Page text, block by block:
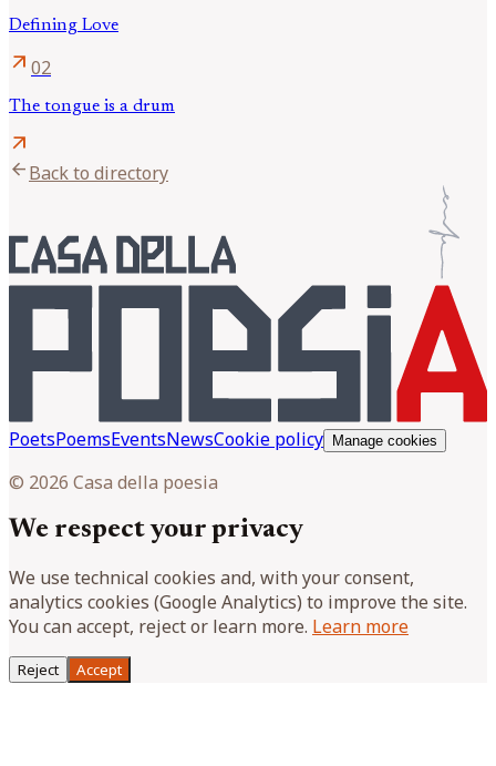
Defining Love
arrow_outward 02
The tongue is a drum
arrow_outward
arrow_backBack to directory
PoetsPoemsEventsNewsCookie policy Manage cookies
© 2026 Casa della poesia
We respect your privacy
We use technical cookies and, with your consent,
analytics cookies (Google Analytics) to improve the site.
You can accept, reject or learn more. Learn more
Reject Accept